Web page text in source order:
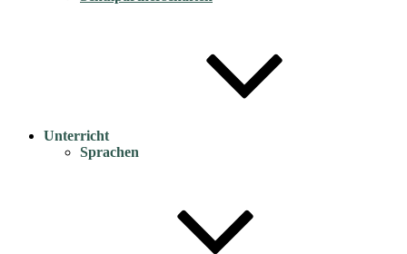
Unterricht
Sprachen